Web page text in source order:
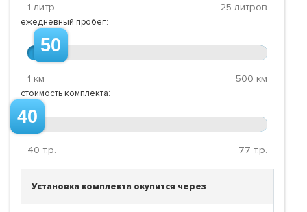
1 литр 25 литров
ежедневный пробег:
50
1 км 500 км
стоимость комплекта:
40
40 т.р. 77 т.р.
Установка комплекта окупится через